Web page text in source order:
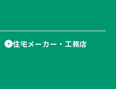
住宅メーカー・工務店